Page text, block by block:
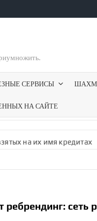
СЕРВИСЫ
НА САЙТЕ
их имя кредитах
ребрен­динг: сеть